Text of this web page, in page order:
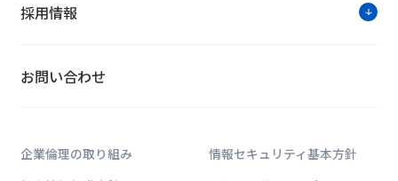
採用情報
お問い合わせ
企業倫理の取り組み
情報セキュリティ基本方針